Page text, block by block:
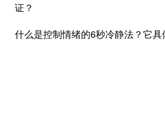
证？
什么是控制情绪的6秒冷静法？它具